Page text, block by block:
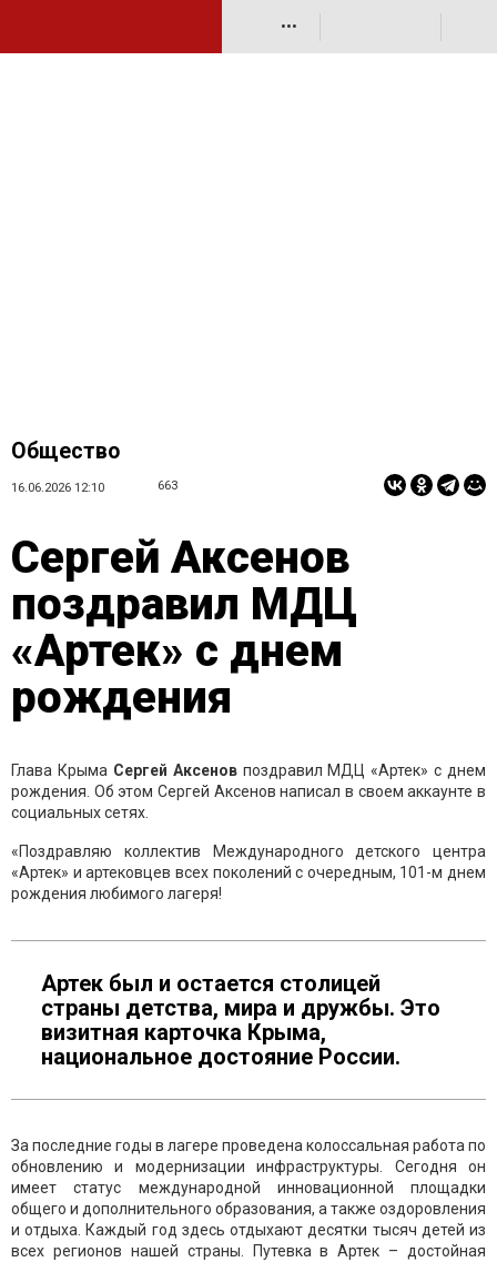
•••
Общество
16.06.2026 12:10 663
Сергей Аксенов
поздравил МДЦ
«Артек» с днем
рождения
Глава Крыма Сергей Аксеновпоздравил МДЦ «Артек» с днем
рождения. Об этом Сергей Аксенов написал в своем аккаунте в
социальных сетях.
«Поздравляю коллектив Международного детского центра
«Артек» и артековцев всех поколений с очередным, 101-м днем
рождения любимого лагеря!
Артек был и остается столицей
страны детства, мира и дружбы. Это
визитная карточка Крыма,
национальное достояние России.
За последние годы в лагере проведена колоссальная работа по
обновлению и модернизации инфраструктуры. Сегодня он
имеет статус международной инновационной площадки
общего и дополнительного образования, а также оздоровления
и отдыха. Каждый год здесь отдыхают десятки тысяч детей из
всех регионов нашей страны. Путевка в Артек – достойная